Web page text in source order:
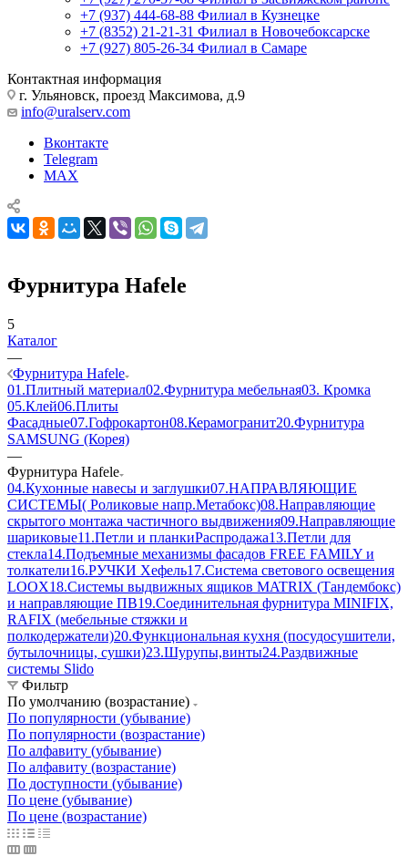
+7 (937) 444-68-88 Филиал в Кузнецке
+7 (8352) 21-21-31 Филиал в Новочебоксарске
+7 (927) 805-26-34 Филиал в Самаре
Контактная информация
г. Ульяновск, проезд Максимова, д.9
info@uralserv.com
Вконтакте
Telegram
MAX
Фурнитура Hafele
5
Каталог
—
Фурнитура Hafele
01.Плитный материал02.Фурнитура мебельная03. Кромка
05.Клей06.Плиты
Фасадные07.Гофрокартон08.Керамогранит20.Фурнитура
SAMSUNG (Корея)
—
Фурнитура Hafele
04.Кухонные навесы и заглушки07.НАПРАВЛЯЮЩИЕ
СИСТЕМЫ( Роликовые напр.Метабокс)08.Направляющие
скрытого монтажа частичного выдвижения09.Направляющие
шариковые11.Петли и планкиРаспродажа13.Петли для
стекла14.Подъемные механизмы фасадов FREE FAMILY и
толкатели16.РУЧКИ Хефель17.Система светового освещения
LOOX18.Системы выдвижных ящиков MATRIX (Тандембокс)
и направляющие ПВ19.Соединительная фурнитура MINIFIX,
RAFIX (мебельные стяжки и
полкодержатели)20.Функциональная кухня (посудосушители,
бутылочницы, сушки)23.Шурупы,винты24.Раздвижные
системы Slido
Фильтр
По умолчанию (возрастание)
По популярности (убывание)
По популярности (возрастание)
По алфавиту (убывание)
По алфавиту (возрастание)
По доступности (убывание)
По цене (убывание)
По цене (возрастание)